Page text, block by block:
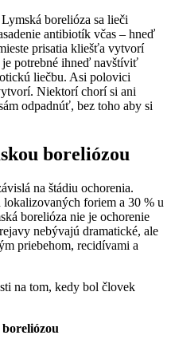
borelióza sa lieči
antibiotík včas – hneď
prisatia kliešťa vytvorí
potrebné ihneď navštíviť
liečbu. Asi polovici
Niektorí chorí si ani
odpadnúť, bez toho aby si
boreliózou
na štádiu ochorenia.
foriem a 30 % u
borelióza nie je ochorenie
nebývajú dramatické, ale
priebehom, recidívami a
na tom, kedy bol človek